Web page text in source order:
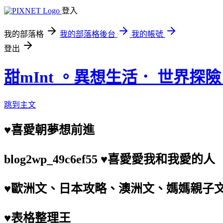
登入
我的部落格 我的部落格後台
我的帳號
登出
甜mInt 。異想生活． 世界探險
跳到主文
♥喜愛朝夢想前進
blog2wp_49c6ef55 ♥喜愛愛我和我愛的人
♥歐洲文、日本攻略、澳洲文、媽媽親子
♥表格整理王